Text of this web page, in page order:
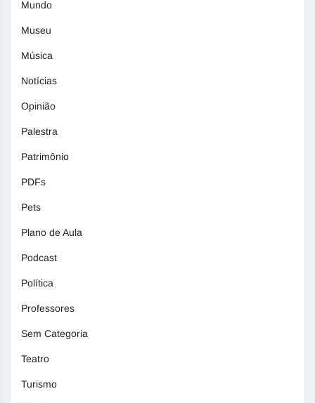
Mundo
Museu
Música
Notícias
Opinião
Palestra
Patrimônio
PDFs
Pets
Plano de Aula
Podcast
Política
Professores
Sem Categoria
Teatro
Turismo